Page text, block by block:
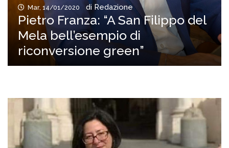
Mar, 14/01/2020 di Redazione
Pietro Franza: “A San Filippo del
Mela bell’esempio di
riconversione green”